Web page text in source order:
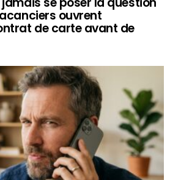
ouvrent
de carte avant de